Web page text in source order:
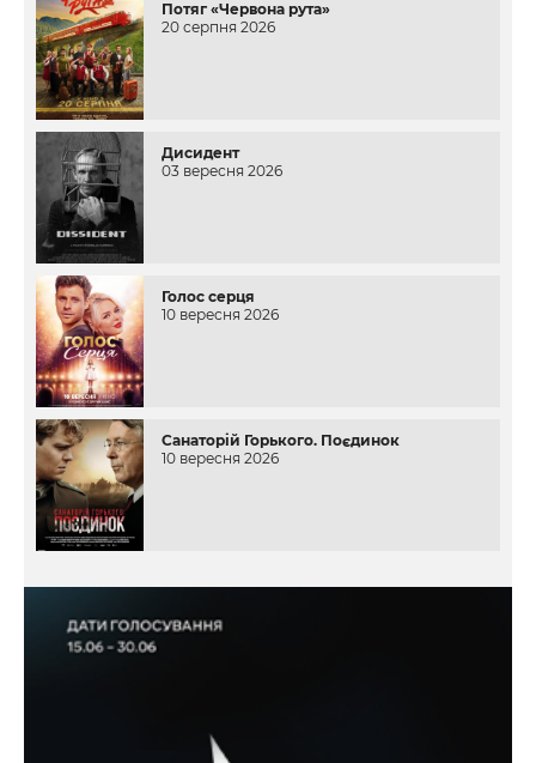
Потяг «Червона рута»
20 серпня 2026
Дисидент
03 вересня 2026
Голос серця
10 вересня 2026
Санаторій Горького. Поєдинок
10 вересня 2026